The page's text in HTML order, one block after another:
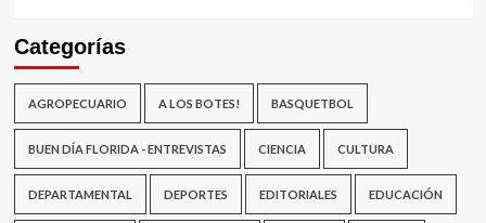
Categorías
AGROPECUARIO A LOS BOTES! BASQUETBOL
BUEN DÍA FLORIDA - ENTREVISTAS CIENCIA CULTURA
DEPARTAMENTAL DEPORTES EDITORIALES EDUCACIÓN